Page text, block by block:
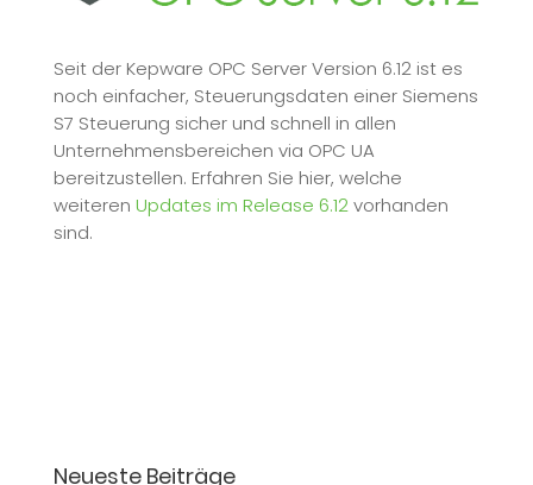
Seit der Kepware OPC Server Version 6.12 ist es
noch einfacher, Steuerungsdaten einer Siemens
S7 Steuerung sicher und schnell in allen
Unternehmensbereichen via OPC UA
bereitzustellen. Erfahren Sie hier, welche
weiteren Updates im Release 6.12vorhanden
sind.
Neueste Beiträge